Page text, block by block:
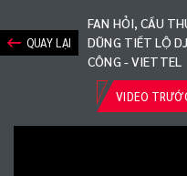
QUAY LẠI
FAN HỎI, CẦU
DŨNG TIẾT LỘ
CÔNG - VIETTEL
VIDEO